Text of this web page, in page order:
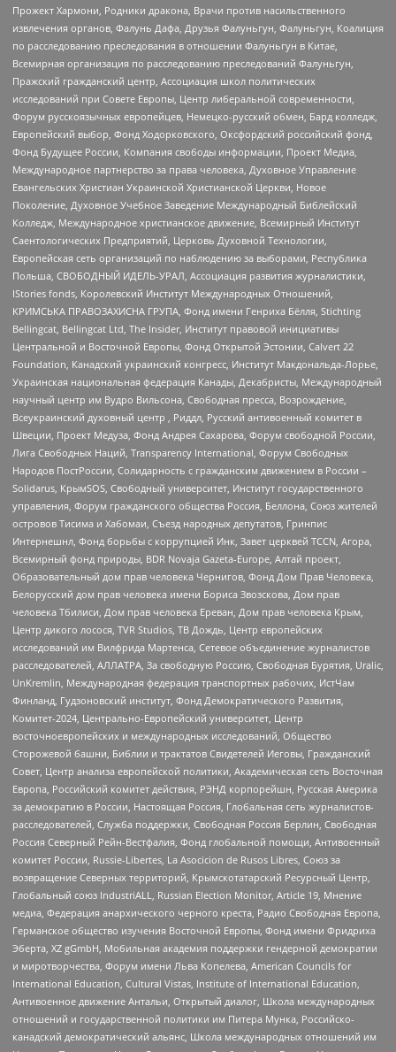
Прожект Хармони, Родники дракона, Врачи против насильственного
извлечения органов, Фалунь Дафа, Друзья Фалуньгун, Фалуньгун, Коалиция
по расследованию преследования в отношении Фалуньгун в Китае,
Всемирная организация по расследованию преследований Фалуньгун,
Пражский гражданский центр, Ассоциация школ политических
исследований при Совете Европы, Центр либеральной современности,
Форум русскоязычных европейцев, Немецко-русский обмен, Бард колледж,
Европейский выбор, Фонд Ходорковского, Оксфордский российский фонд,
Фонд Будущее России, Компания свободы информации, Проект Медиа,
Международное партнерство за права человека, Духовное Управление
Евангельских Христиан Украинской Христианской Церкви, Новое
Поколение, Духовное Учебное Заведение Международный Библейский
Колледж, Международное христианское движение, Всемирный Институт
Саентологических Предприятий, Церковь Духовной Технологии,
Европейская сеть организаций по наблюдению за выборами, Республика
Польша, СВОБОДНЫЙ ИДЕЛЬ-УРАЛ, Ассоциация развития журналистики,
IStories fonds, Королевский Институт Международных Отношений,
КРИМСЬКА ПРАВОЗАХИСНА ГРУПА, Фонд имени Генриха Бёлля, Stichting
Bellingcat, Bellingcat Ltd, The Insider, Институт правовой инициативы
Центральной и Восточной Европы, Фонд Открытой Эстонии, Calvert 22
Foundation, Канадский украинский конгресс, Институт Макдональда-Лорье,
Украинская национальная федерация Канады, Декабристы, Международный
научный центр им Вудро Вильсона, Свободная пресса, Возрождение,
Всеукраинский духовный центр , Риддл, Русский антивоенный комитет в
Швеции, Проект Медуза, Фонд Андрея Сахарова, Форум свободной России,
Лига Свободных Наций, Transparеncy International, Форум Свободных
Народов ПостРоссии, Солидарность с гражданским движением в России –
Solidarus, КрымSOS, Свободный университет, Институт государственного
управления, Форум гражданского общества Россия, Беллона, Союз жителей
островов Тисима и Хабомаи, Съезд народных депутатов, Гринпис
Интернешнл, Фонд борьбы с коррупцией Инк, Завет церквей TCCN, Агора,
Всемирный фонд природы, BDR Novaja Gazeta-Europe, Алтай проект,
Образовательный дом прав человека Чернигов, Фонд Дом Прав Человека,
Белорусский дом прав человека имени Бориса Звозскова, Дом прав
человека Тбилиси, Дом прав человека Ереван, Дом прав человека Крым,
Центр дикого лосося, TVR Studios, ТВ Дождь, Центр европейских
исследований им Вилфрида Мартенса, Сетевое объединение журналистов
расследователей, АЛЛАТРА, За свободную Россию, Свободная Бурятия, Uralic,
UnKremlin, Международная федерация транспортных рабочих, ИстЧам
Финланд, Гудзоновский институт, Фонд Демократического Развития,
Комитет-2024, Центрально-Европейский университет, Центр
восточноевропейских и международных исследований, Общество
Сторожевой башни, Библии и трактатов Свидетелей Иеговы, Гражданский
Совет, Центр анализа европейской политики, Академическая сеть Восточная
Европа, Российский комитет действия, РЭНД корпорейшн, Русская Америка
за демократию в России, Настоящая Россия, Глобальная сеть журналистов-
расследователей, Служба поддержки, Свободная Россия Берлин, Свободная
Россия Северный Рейн-Вестфалия, Фонд глобальной помощи, Антивоенный
комитет России, Russie-Libertes, La Asocicion de Rusos Libres, Союз за
возвращение Северных территорий, Крымскотатарский Ресурсный Центр,
Глобальный союз IndustriALL, Russian Election Monitor, Article 19, Мнение
медиа, Федерация анархического черного креста, Радио Свободная Европа,
Германское общество изучения Восточной Европы, Фонд имени Фридриха
Эберта, XZ gGmbH, Мобильная академия поддержки гендерной демократии
и миротворчества, Форум имени Льва Копелева, American Councils for
International Education, Cultural Vistas, Institute of International Education,
Антивоенное движение Антальи, Открытый диалог, Школа международных
отношений и государственной политики им Питера Мунка, Российско-
канадский демократический альянс, Школа международных отношений им